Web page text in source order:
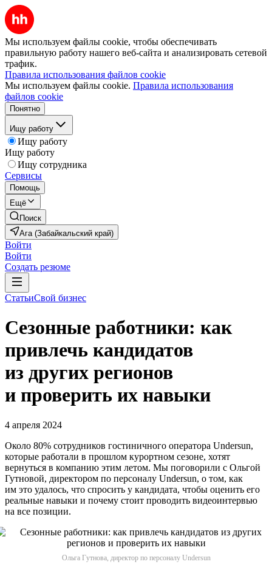
Мы используем файлы cookie, чтобы обеспечивать
правильную работу нашего веб-сайта и анализировать сетевой
трафик.
Правила использования файлов cookie
Мы используем файлы cookie. Правила использования
файлов cookie
Понятно
Ищу работу
Ищу работу
Ищу работу
Ищу сотрудника
Сервисы
Помощь
Ещё
Поиск
Ага (Забайкальский край)
Войти
Войти
Создать резюме
СтатьиСвой бизнес
Сезонные работники: как
привлечь кандидатов
из других регионов
и проверить их навыки
4 апреля 2024
Около 80% сотрудников гостиничного оператора Undersun,
которые работали в прошлом курортном сезоне, хотят
вернуться в компанию этим летом. Мы поговорили с Ольгой
Гутновой, директором по персоналу Undersun, о том, как
им это удалось, что спросить у кандидата, чтобы оценить его
реальные навыки и почему стоит проводить видеоинтервью
на все позиции.
Ольга Гутнова, директор по персоналу Undersun